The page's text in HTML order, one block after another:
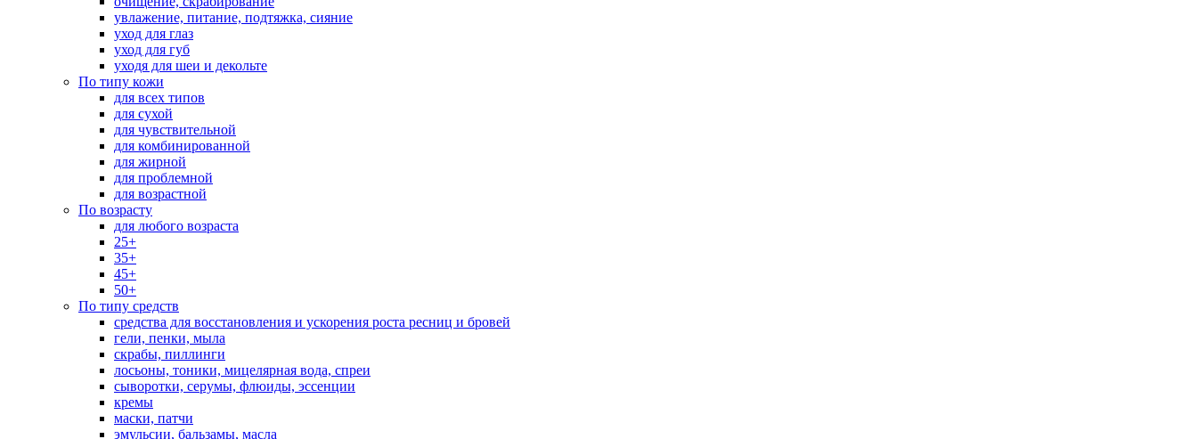
увлажение, питание, подтяжка, сияние
уход для глаз
уход для губ
уходя для шеи и декольте
По типу кожи
для всех типов
для сухой
для чувствительной
для комбинированной
для жирной
для проблемной
для возрастной
По возрасту
для любого возраста
25+
35+
45+
50+
По типу средств
средства для восстановления и ускорения роста ресниц и бровей
гели, пенки, мыла
скрабы, пиллинги
лосьоны, тоники, мицелярная вода, спреи
сыворотки, серумы, флюиды, эссенции
кремы
маски, патчи
эмульсии, бальзамы, масла